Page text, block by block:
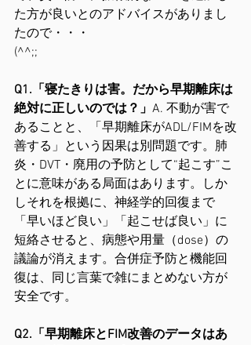
た方が良いとのアドバイスがありまし
たので・・・
(^^;;
Q1.「寝たきりは害。だから早期離床は
絶対に正しいのでは？」 A. 不動が害で
あることと、「早期離床がADL/FIMを改
善する」という因果は別問題です。肺
炎・DVT・廃用の予防として“起こす”こ
とに意味がある局面はあります。しか
しそれを根拠に、神経学的回復まで
「早いほど良い」「起こせば良い」に
短絡させると、病態や用量（dose）の
議論が消えます。合併症予防と機能回
復は、同じ言葉で雑にまとめない方が
安全です。
Q2.「早期離床とFIM改善のデータはあ